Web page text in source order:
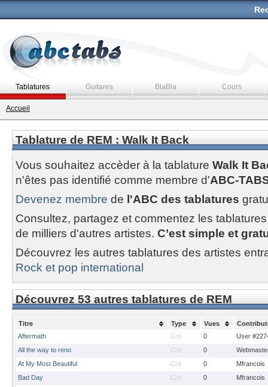
Tablatures Guitares BlaBla Cours
Accueil
Tablature de REM : Walk It Back
Vous souhaitez accèder à la tablature Walk It
n'êtes pas identifié comme membre d'ABC-
Devenez membre de l'ABC des tablatures
Consultez, partagez et commentez les
de milliers d'autres artistes. C’est simple et
Découvrez les autres tablatures des artistes
Rock et pop international
Découvrez 53 autres tablatures de REM
Titre Type Vues
Aftermath
Crd 0
User
All the way to reno
Crd 0
At My Most Beautiful
Crd 0
Mfrancois
Bad Day
Crd 0
Mfrancois